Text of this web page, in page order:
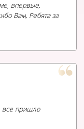
впервые,
Вам, Ребята за
все пришло